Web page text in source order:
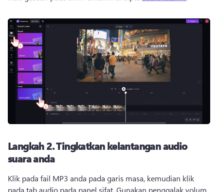
Langkah 2.Tingkatkan kelantangan audio
suara anda
Klik pada fail MP3 anda pada garis masa, kemudian klik
pada tab audio pada panel sifat. Gunakan penggalak volum